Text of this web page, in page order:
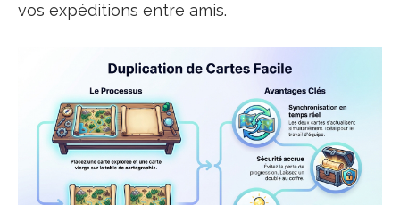
vos expéditions entre amis.